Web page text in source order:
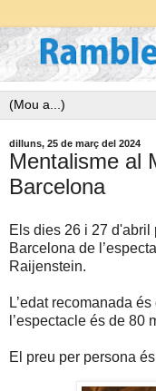
dilluns, 25 de març del 2024
Mentalisme al
Barcelona
Els dies 26 i 27
Barcelona de
Raijenstein.
L’edat recomanada
l’espectacle és de 80
El preu per persona